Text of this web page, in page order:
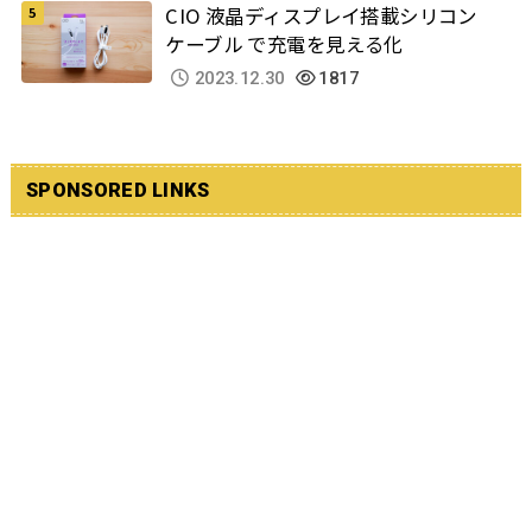
CIO 液晶ディスプレイ搭載シリコン
ケーブル で充電を見える化
2023.12.30 1817
SPONSORED LINKS